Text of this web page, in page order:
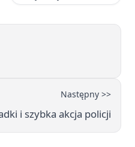
Następny >>
i szybka akcja policji